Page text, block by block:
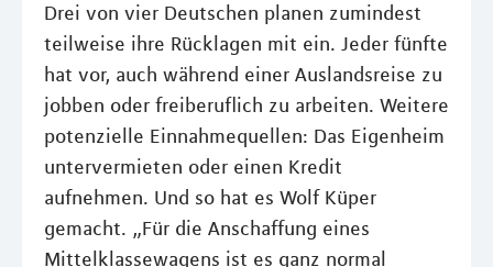
Drei von vier Deutschen planen zumindest
teilweise ihre Rücklagen mit ein. Jeder fünfte
hat vor, auch während einer Auslandsreise zu
jobben oder freiberuflich zu arbeiten. Weitere
potenzielle Einnahmequellen: Das Eigenheim
untervermieten oder einen Kredit
aufnehmen. Und so hat es Wolf Küper
gemacht. „Für die Anschaffung eines
Mittelklassewagens ist es ganz normal